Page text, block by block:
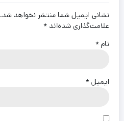
نشانی ایمیل شما منتشر نخواهد شد.
علامت‌گذاری شده‌اند *
نام*
ایمیل*